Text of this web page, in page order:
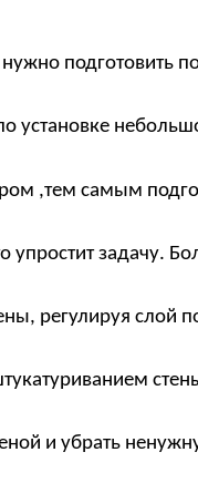
подготовить
установке
,тем самым
упростит задачу.
регулируя слой
и убрать